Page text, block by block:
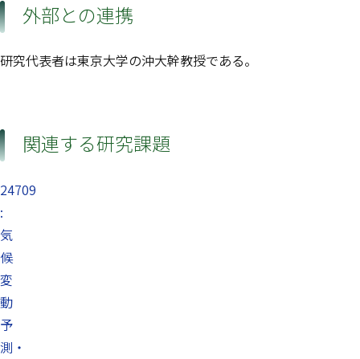
外部との連携
研究代表者は東京大学の沖大幹教授である。
関連する研究課題
24709
:
気
候
変
動
予
測・